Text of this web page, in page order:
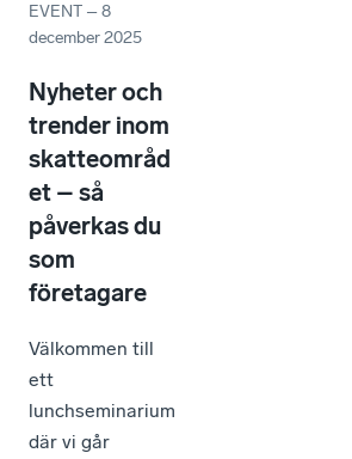
EVENT –8
december 2025
Nyheter och
trender inom
skatteområd
et – så
påverkas du
som
företagare
Välkommen till
ett
lunchseminarium
där vi går